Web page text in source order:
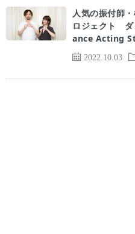
2022.10.03
人気の振付師
ロジェクト ダ
ance Acting